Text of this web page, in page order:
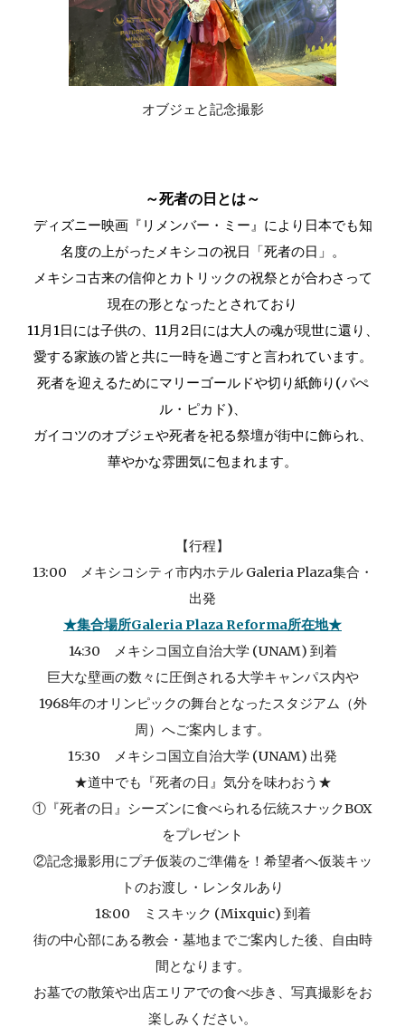
オブジェと記念撮影
～死者の日とは～
ディズニー映画『リメンバー・ミー』により日本でも知
名度の上がったメキシコの祝日「死者の日」。
メキシコ古来の信仰とカトリックの祝祭とが合わさって
現在の形となったとされており
11月1日には子供の、11月2日には大人の魂が現世に還り、
愛する家族の皆と共に一時を過ごすと言われています。
死者を迎えるためにマリーゴールドや切り紙飾り(パぺ
ル・ピカド)、
ガイコツのオブジェや死者を祀る祭壇が街中に飾られ、
華やかな雰囲気に包まれます。
【行程】
13:00 メキシコシティ市内ホテル Galeria Plaza集合・
出発
★集合場所Galeria Plaza Reforma所在地★
14:30 メキシコ国立自治大学 (UNAM) 到着
巨大な壁画の数々に圧倒される大学キャンパス内や
1968年のオリンピックの舞台となったスタジアム（外
周）へご案内します。
15:30
メキシコ国立自治大学 (UNAM) 出発
★道中でも『死者の日』気分を味わおう★
①『死者の日』シーズンに食べられる伝統スナックBOX
をプレゼント
②記念撮影用にプチ仮装のご準備を！希望者へ仮装キッ
トのお渡し・レンタルあり
18:00 ミスキック (Mixquic) 到着
街の中心部にある教会・墓地までご案内した後、自由時
間となります。
お墓での散策や出店エリアでの食べ歩き、写真撮影をお
楽しみください。